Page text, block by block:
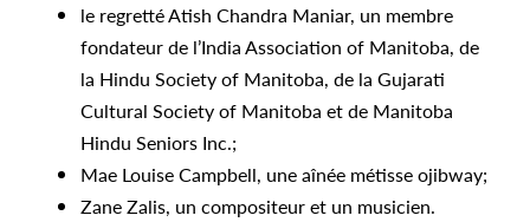
le regretté Atish Chandra Maniar, un membre
fondateur de l’India Association of Manitoba, de
la Hindu Society of Manitoba, de la Gujarati
Cultural Society of Manitoba et de Manitoba
Hindu Seniors Inc.;
Mae Louise Campbell, une aînée métisse ojibway;
Zane Zalis, un compositeur et un musicien.